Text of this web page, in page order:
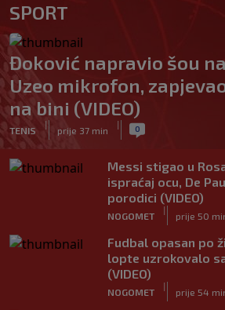
SPORT
Đoković napravio šou
Uzeo mikrofon,
na bini (VIDEO)
TENIS
|
prije 37 min
| 0
Messi stigao u
ispraćaj ocu, De
porodici (VIDEO)
NOGOMET
|
prije 50
Fudbal opasan po
lopte uzrokovalo
(VIDEO)
NOGOMET
|
prije 54